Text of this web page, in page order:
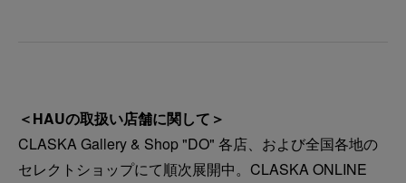
＜HAUの取扱い店舗に関して＞
CLASKA Gallery & Shop "DO" 各店、および全国各地の
セレクトショップにて順次展開中。CLASKA ONLINE